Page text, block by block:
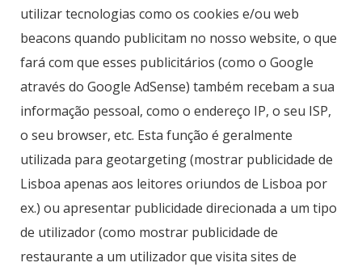
utilizar tecnologias como os cookies e/ou web
beacons quando publicitam no nosso website, o que
fará com que esses publicitários (como o Google
através do Google AdSense) também recebam a sua
informação pessoal, como o endereço IP, o seu ISP,
o seu browser, etc. Esta função é geralmente
utilizada para geotargeting (mostrar publicidade de
Lisboa apenas aos leitores oriundos de Lisboa por
ex.) ou apresentar publicidade direcionada a um tipo
de utilizador (como mostrar publicidade de
restaurante a um utilizador que visita sites de